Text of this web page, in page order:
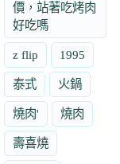
價，站著吃烤肉
好吃嗎
z flip 1995
泰式 火鍋
燒肉' 燒肉
壽喜燒